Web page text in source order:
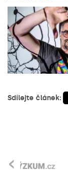
Sdílejte článek:
‹